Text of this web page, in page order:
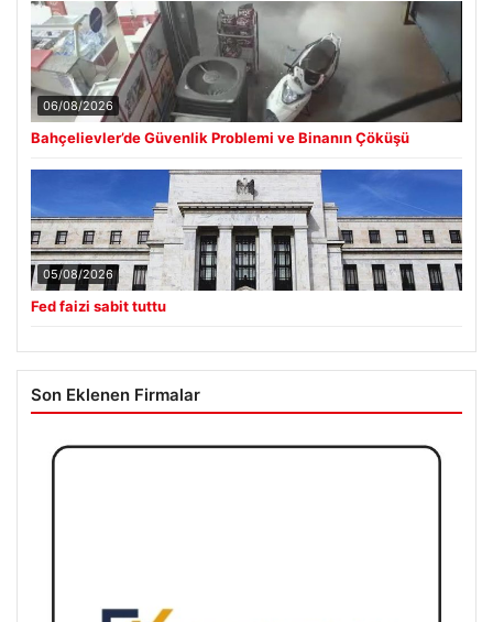
06/08/2026
Bahçelievler’de Güvenlik Problemi ve Binanın Çöküşü
05/08/2026
Fed faizi sabit tuttu
Son Eklenen Firmalar